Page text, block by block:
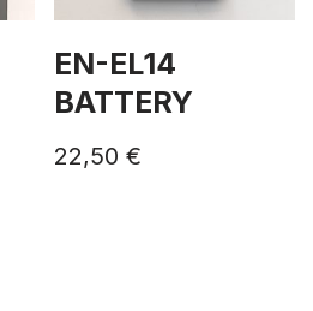
EN-EL14
BATTERY
22,50€